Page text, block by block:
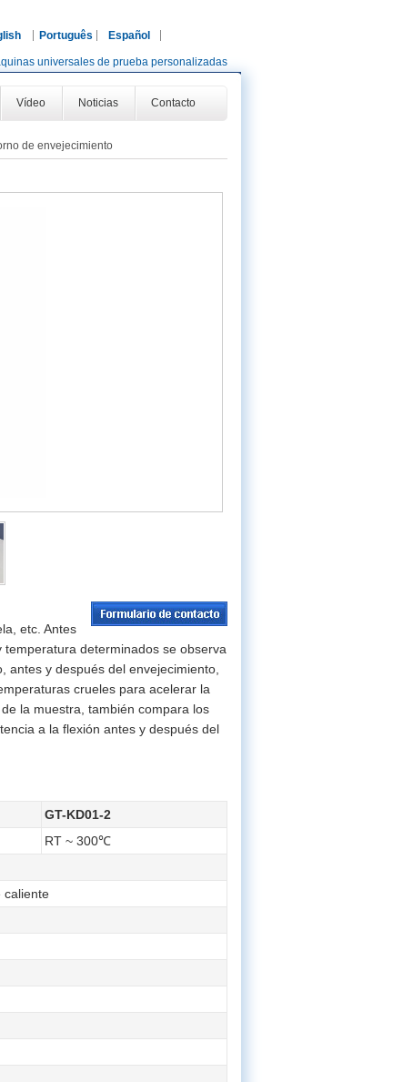
Português Español
universales de prueba personalizadas
Vídeo Noticias Contacto
de envejecimiento
etc. Antes
determinados se observa
y después del envejecimiento,
crueles para acelerar la
la muestra, también compara los
a la flexión antes y después del
GT-KD01-2
RT ~ 300℃
caliente